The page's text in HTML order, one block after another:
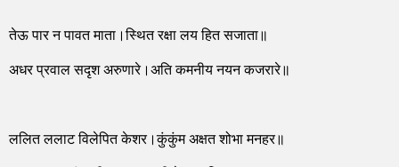
तेऊ पार न पावत माता।स्थित रक्षा लय हित सजाता॥
अधर प्रवाल सदृश अरुणारे।अति कमनीय नयन कजरारे॥
ललित ललाट विलेपित केशर।कुंकुंम अक्षत शोभा मनहर॥